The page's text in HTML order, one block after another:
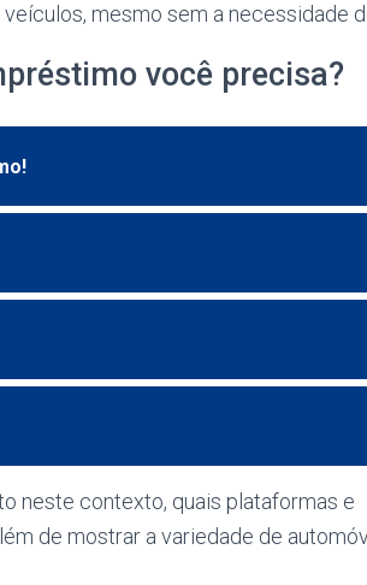
mesmo sem a necessidade
você precisa?
neste contexto, quais plataformas e
de mostrar a variedade de